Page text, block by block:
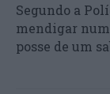
Segundo a
mendigar
posse de um